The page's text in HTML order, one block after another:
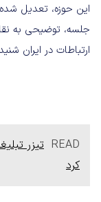
این حوزه، تعدیل
جلسه، توضیحی به نقل
ارتباطات در ایران
READ
کرد